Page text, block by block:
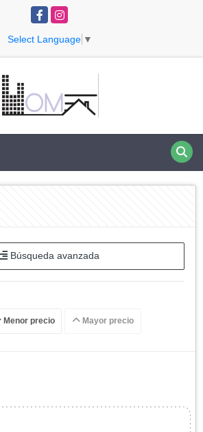
FacebookInstagram
Select Language ▼
Búsqueda avanzada
Menor precio Mayor precio